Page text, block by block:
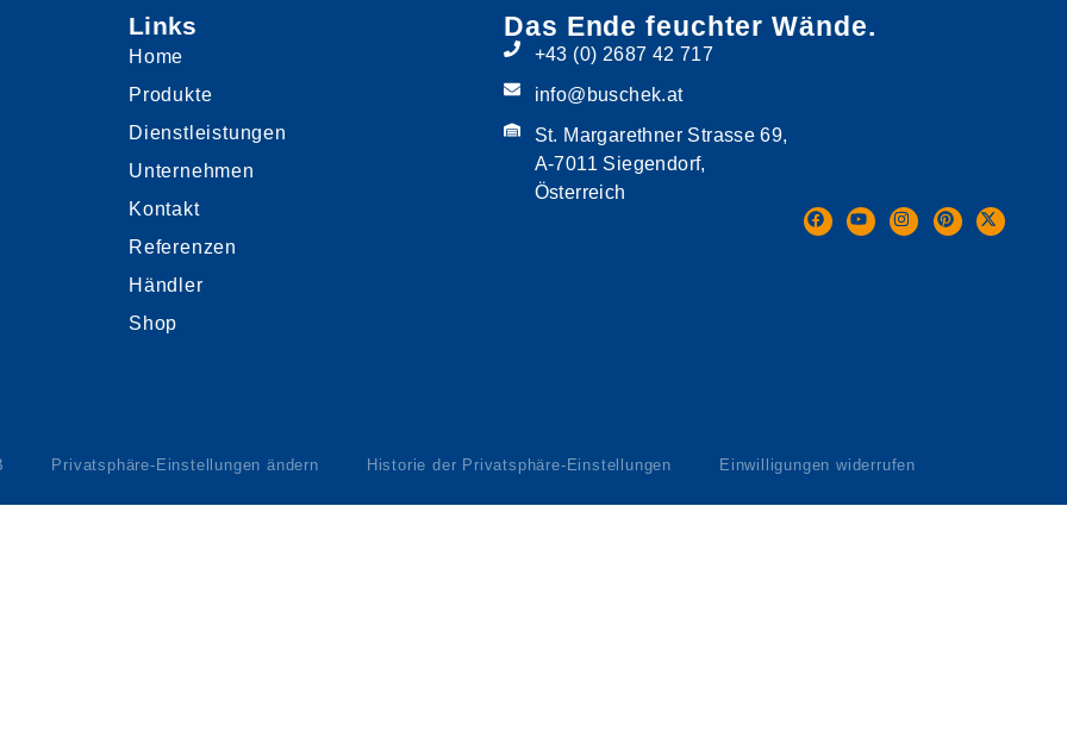
Links
Home
Produkte
Dienstleistungen
Unternehmen
Kontakt
Referenzen
Händler
Shop
Das Ende feuchter Wände.
+43 (0) 2687 42 717
info@buschek.at
St. Margarethner Strasse 69,
A-7011 Siegendorf,
Österreich
Privatsphäre-Einstellungen ändern Historie der Privatsphäre-Einstellungen Einwilligungen widerrufen